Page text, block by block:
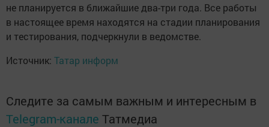
не планируется в ближайшие два-три года. Все работы
в настоящее время находятся на стадии планирования
и тестирования, подчеркнули в ведомстве.
Источник: Татар информ
Следите за самым важным и интересным в
Telegram-канале Татмедиа